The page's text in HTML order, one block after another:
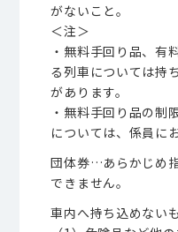
がないこと。
＜注＞
・無料手回り品、有
る列車については持
があります。
・無料手回り品の制
については、係員に
団体券…あらかじめ
できません。
車内へ持ち込めない